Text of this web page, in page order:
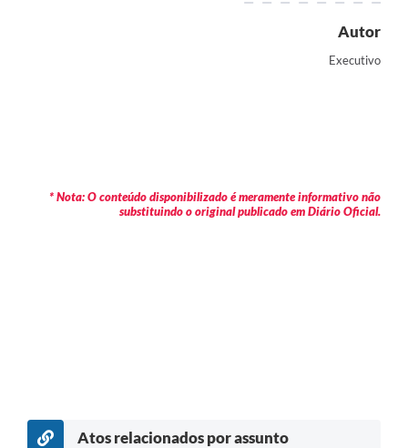
Autor
Executivo
* Nota: O conteúdo disponibilizado é meramente informativo não
substituindo o original publicado em Diário Oficial.
Atos relacionados por assunto